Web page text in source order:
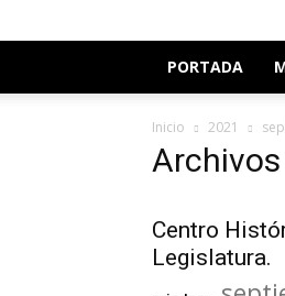
PORTADA
Inicio 2021
Centro
Legislatura.